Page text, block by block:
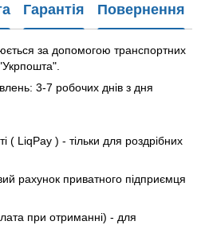
Гарантія Повернення
за допомогою транспортних
3-7 робочих днів з дня
( LiqPay ) - тільки для роздрібних
рахунок приватного підприємця
при отриманні) - для